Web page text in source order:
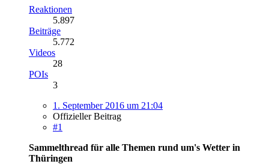
Reaktionen
5.897
Beiträge
5.772
Videos
28
POIs
3
1. September 2016 um 21:04
Offizieller Beitrag
#1
Sammelthread für alle Themen rund um's Wetter in
Thüringen